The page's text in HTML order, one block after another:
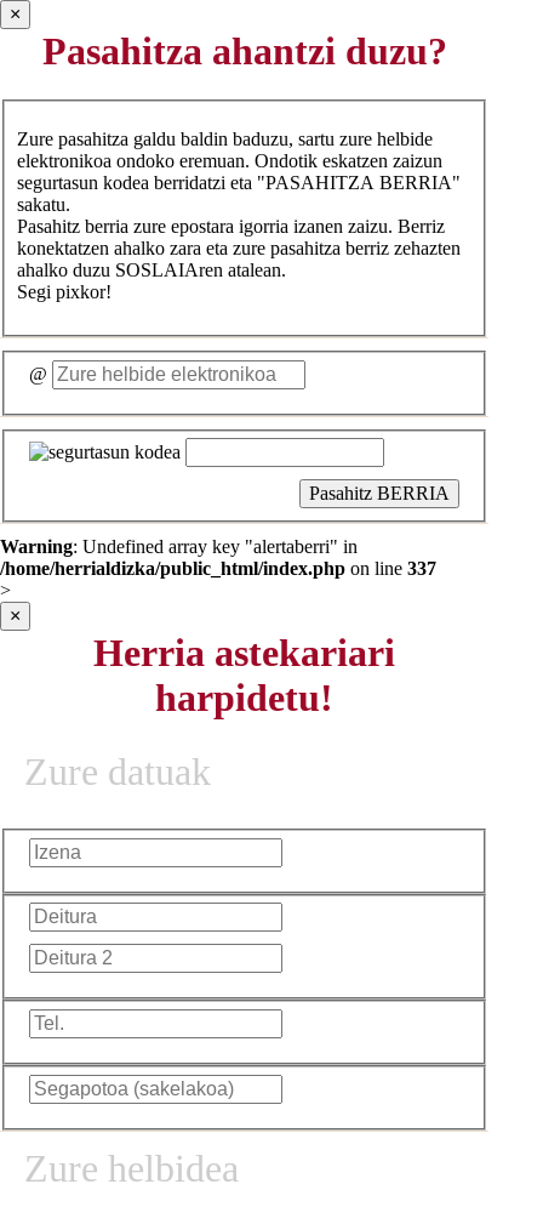
×
Pasahitza ahantzi duzu?
Zure pasahitza galdu baldin baduzu, sartu zure helbide
elektronikoa ondoko eremuan. Ondotik eskatzen zaizun
segurtasun kodea berridatzi eta "PASAHITZA BERRIA"
sakatu.
Pasahitz berria zure epostara igorria izanen zaizu. Berriz
konektatzen ahalko zara eta zure pasahitza berriz zehazten
ahalko duzu SOSLAIAren atalean.
Segi pixkor!
@
Pasahitz BERRIA
Warning: Undefined array key "alertaberri" in
/home/herrialdizka/public_html/index.php on line 337
>
×
Herria astekariari
harpidetu!
Zure datuak
Zure helbidea